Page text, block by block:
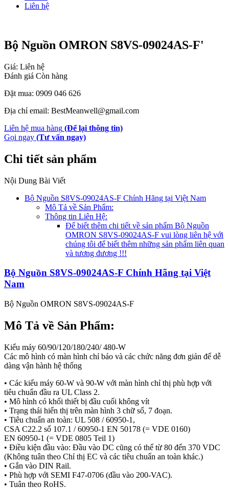
Liên hệ
Bộ Nguồn OMRON S8VS-09024AS-F'
Giá: Liên hệ
Đánh giá Còn hàng
Đặt mua: 0909 046 626
Địa chỉ email: BestMeanwell@gmail.com
Liên hệ mua hàng (Để lại thông tin)
Gọi ngay (Tư vấn ngay)
Chi tiết sản phẩm
Nội Dung Bài Viết
Bộ Nguồn S8VS-09024AS-F Chính Hãng tại Việt Nam
Mô Tả về Sản Phẩm:
Thông tin Liên Hệ:
Để biết thêm chi tiết về sản phẩm Bộ Nguồn
OMRON S8VS-09024AS-F vui lòng liên hệ với
chúng tôi để biết thêm những sản phẩm liên quan
và tương đương !!!
Bộ Nguồn S8VS-09024AS-F Chính Hãng tại Việt
Nam
Bộ Nguồn OMRON S8VS-09024AS-F
Mô Tả về Sản Phẩm:
Kiểu máy 60/90/120/180/240/ 480-W
Các mô hình có màn hình chỉ báo và các chức năng đơn giản để dễ
dàng vận hành hệ thống
• Các kiểu máy 60-W và 90-W với màn hình chỉ thị phù hợp với
tiêu chuẩn đầu ra UL Class 2.
• Mô hình có khối thiết bị đầu cuối không vít
• Trạng thái hiển thị trên màn hình 3 chữ số, 7 đoạn.
• Tiêu chuẩn an toàn: UL 508 / 60950-1,
CSA C22.2 số 107.1 / 60950-1 EN 50178 (= VDE 0160)
EN 60950-1 (= VDE 0805 Teil 1)
• Điều kiện đầu vào: Đầu vào DC cũng có thể từ 80 đến 370 VDC
(Không tuân theo Chỉ thị EC và các tiêu chuẩn an toàn khác.)
• Gắn vào DIN Rail.
• Phù hợp với SEMI F47-0706 (đầu vào 200-VAC).
• Tuân theo RoHS.